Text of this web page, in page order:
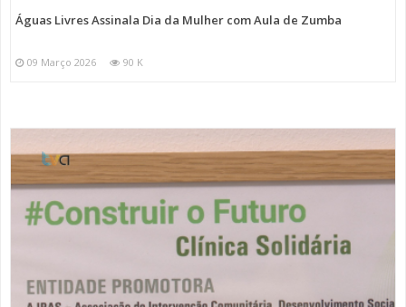
Águas Livres Assinala Dia da Mulher com Aula de Zumba
09 Março 2026 90 K